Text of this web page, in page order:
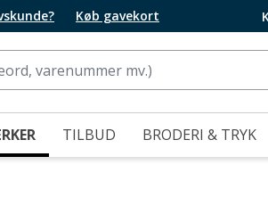
Køb gavekort
TILBUD BRODERI & TRYK